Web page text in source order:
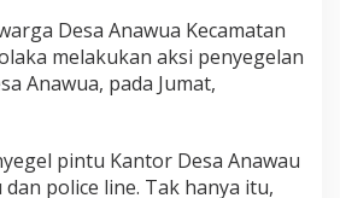
w
u
a
G
a
Desa Anawua Kecamatan
melakukan aksi penyegelan
Anawua, pada Jumat,
pintu Kantor Desa Anawau
police line. Tak hanya itu,